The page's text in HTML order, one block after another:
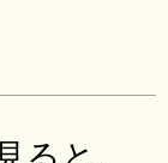
と、